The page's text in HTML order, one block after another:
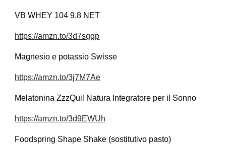
VB WHEY 104 9.8 NET
https://amzn.to/3d7sggp
Magnesio e potassio Swisse
https://amzn.to/3j7M7Ae
Melatonina ZzzQuil Natura Integratore per il Sonno
https://amzn.to/3d9EWUh
Foodspring Shape Shake (sostitutivo pasto)